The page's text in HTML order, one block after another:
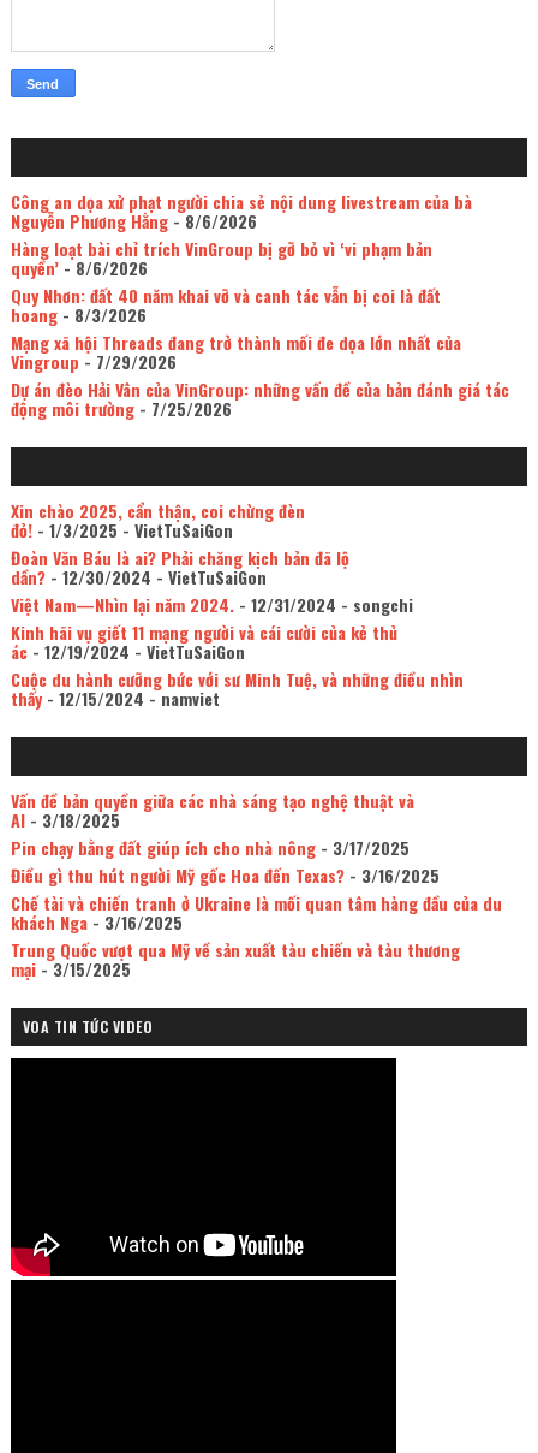
Công an dọa xử phạt người chia sẻ nội dung livestream của bà
Nguyễn Phương Hằng- 8/6/2026
Hàng loạt bài chỉ trích VinGroup bị gỡ bỏ vì ‘vi phạm bản
quyền’- 8/6/2026
Quy Nhơn: đất 40 năm khai vỡ và canh tác vẫn bị coi là đất
hoang- 8/3/2026
Mạng xã hội Threads đang trở thành mối đe dọa lớn nhất của
Vingroup - 7/29/2026
Dự án đèo Hải Vân của VinGroup: những vấn đề của bản đánh giá tác
động môi trường- 7/25/2026
Xin chào 2025, cẩn thận, coi chừng đèn
đỏ!- 1/3/2025 - VietTuSaiGon
Đoàn Văn Báu là ai? Phải chăng kịch bản đã lộ
dần?- 12/30/2024 - VietTuSaiGon
Việt Nam—Nhìn lại năm 2024.- 12/31/2024 - songchi
Kinh hãi vụ giết 11 mạng người và cái cười của kẻ thủ
ác- 12/19/2024 - VietTuSaiGon
Cuộc du hành cưỡng bức với sư Minh Tuệ, và những điều nhìn
thấy- 12/15/2024 - namviet
Vấn đề bản quyền giữa các nhà sáng tạo nghệ thuật và
AI- 3/18/2025
Pin chạy bằng đất giúp ích cho nhà nông- 3/17/2025
Điều gì thu hút người Mỹ gốc Hoa đến Texas?- 3/16/2025
Chế tài và chiến tranh ở Ukraine là mối quan tâm hàng đầu của du
khách Nga- 3/16/2025
Trung Quốc vượt qua Mỹ về sản xuất tàu chiến và tàu thương
mại- 3/15/2025
VOA TIN TỨC VIDEO